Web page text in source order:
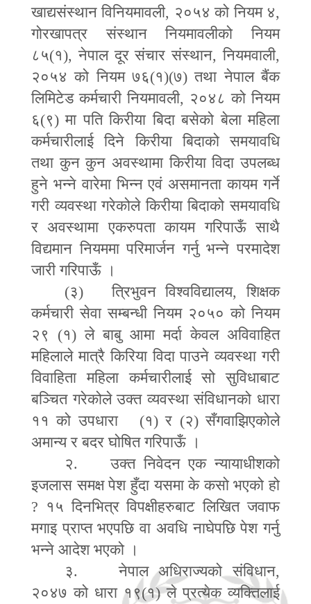
खाद्यसंस्थान विनियमावली, २०५४ को नियम ४,
गोरखापत्र संस्थान नियमावलीको नियम
८५(१),नेपाल दूर संचार संस्थान,नियमवाली,
२०५४ को नियम ७६(१)(७) तथा नेपाल बैंक
लिमिटेड कर्मचारी नियमावली, २०४८ को नियम
६(९) मा पति किरीया बिदा बसेको बेला महिला
कर्मचारीलाई दिने किरीया बिदाको समयावधि
तथा कुन कुन अवस्थामा किरीया विदा उपलब्ध
हुने भन्ने वारेमा भिन्न एवं असमानता कायम गर्ने
गरी व्यवस्था गरेकोले किरीया बिदाको समयावधि
र अवस्थामा एकरुपता कायम गरिपाऊँ साथै
विद्यमान नियममा परिमार्जन गर्नु भन्ने परमादेश
जारी गरिपाऊँ ।
(३) त्रिभुवन विश्वविद्यालय,शिक्षक
कर्मचारी सेवा सम्बन्धी नियम २०५० को नियम
२९ (१) ले बाबु आमा मर्दा केवल अविवाहित
महिलाले मात्रै किरिया विदा पाउने व्यवस्था गरी
विवाहिता महिला कर्मचारीलाई सो सुविधाबाट
बञ्चित गरेकोले उक्त व्यवस्था संविधानको धारा
११ को उपधारा (१) र (२) सँगवाझिएकोले
अमान्य र बदर घोषित गरिपाऊँ ।
२. उक्त निवेदन एक न्यायाधीशको
इजलास समक्ष पेश हुँदा यसमा के कसो भएको हो
? १५ दिनभित्र विपक्षीहरुबाट लिखित जवाफ
मगाइ प्राप्त भएपछि वा अवधि नाघेपछि पेश गर्नु
भन्ने आदेश भएको ।
३. नेपाल अधिराज्यको संविधान,
२०४७ को धारा १९(१) ले प्रत्येक व्यक्तिलाई